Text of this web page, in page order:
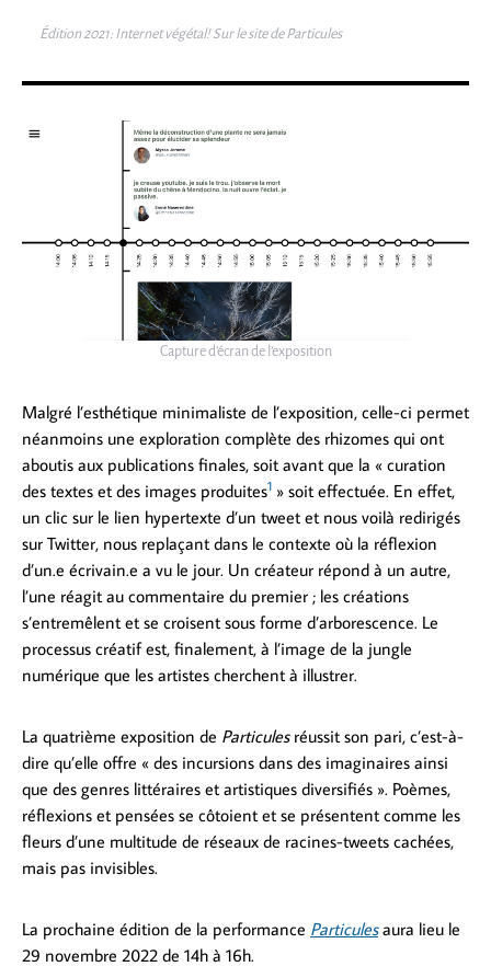
Édition 2021: Internet végétal! Sur le site de Particules
Capture d’écran de l’exposition
Malgré l’esthétique minimaliste de l’exposition, celle-ci permet
néanmoins une exploration complète des rhizomes qui ont
aboutis aux publications finales, soit avant que la « curation
des textes et des images produites1 » soit effectuée. En effet,
un clic sur le lien hypertexte d’un tweet et nous voilà redirigés
sur Twitter, nous replaçant dans le contexte où la réflexion
d’un.e écrivain.e a vu le jour. Un créateur répond à un autre,
l’une réagit au commentaire du premier ; les créations
s’entremêlent et se croisent sous forme d’arborescence. Le
processus créatif est, finalement, à l’image de la jungle
numérique que les artistes cherchent à illustrer.
La quatrième exposition de Particules réussit son pari, c’est-à-
dire qu’elle offre « des incursions dans des imaginaires ainsi
que des genres littéraires et artistiques diversifiés ». Poèmes,
réflexions et pensées se côtoient et se présentent comme les
fleurs d’une multitude de réseaux de racines-tweets cachées,
mais pas invisibles.
La prochaine édition de la performance Particulesaura lieu le
29 novembre 2022 de 14h à 16h.